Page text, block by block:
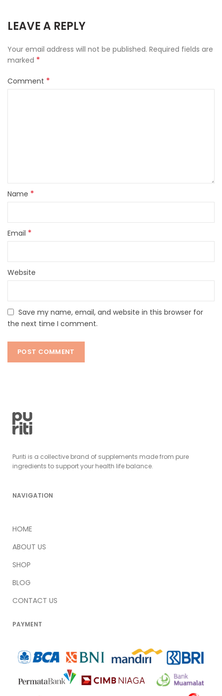
LEAVE A REPLY
Your email address will not be published. Required fields are
marked *
Comment *
Name *
Email *
Website
Save my name, email, and website in this browser for
the next time I comment.
Puriti is a collective brand of supplements made from pure
ingredients to support your health life balance.
NAVIGATION
HOME
ABOUT US
SHOP
BLOG
CONTACT US
PAYMENT